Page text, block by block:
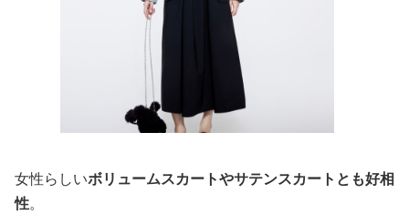
女性らしいボリュームスカートやサテンスカートとも好相
性。